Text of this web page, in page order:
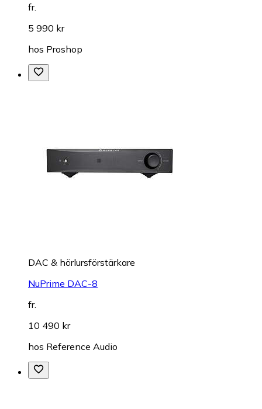
fr.
5 990 kr
hos Proshop
DAC & hörlursförstärkare
NuPrime DAC-8
fr.
10 490 kr
hos Reference Audio